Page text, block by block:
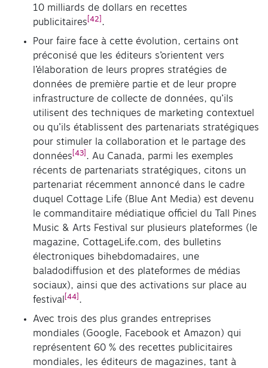
10 milliards de dollars en recettes
publicitaires [42] .
Pour faire face à cette évolution, certains ont
préconisé que les éditeurs s’orientent vers
l’élaboration de leurs propres stratégies de
données de première partie et de leur propre
infrastructure de collecte de données, qu’ils
utilisent des techniques de marketing contextuel
ou qu’ils établissent des partenariats stratégiques
pour stimuler la collaboration et le partage des
données [43] . Au Canada, parmi les exemples
récents de partenariats stratégiques, citons un
partenariat récemment annoncé dans le cadre
duquel Cottage Life (Blue Ant Media) est devenu
le commanditaire médiatique officiel du Tall Pines
Music & Arts Festival sur plusieurs plateformes (le
magazine, CottageLife.com, des bulletins
électroniques bihebdomadaires, une
baladodiffusion et des plateformes de médias
sociaux), ainsi que des activations sur place au
festival
[44] .
Avec trois des plus grandes entreprises
mondiales (Google, Facebook et Amazon) qui
représentent 60 % des recettes publicitaires
mondiales, les éditeurs de magazines, tant à